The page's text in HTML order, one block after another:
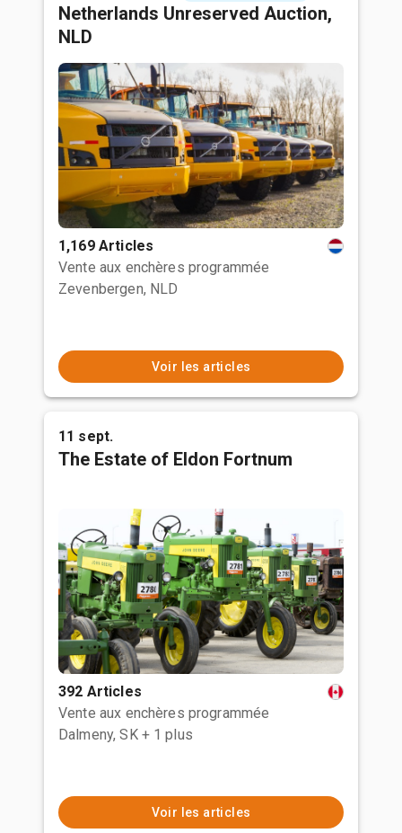
Netherlands Unreserved Auction,
NLD
1,169 Articles
Vente aux enchères programmée
Zevenbergen, NLD
Voir les articles
11 sept.
The Estate of Eldon Fortnum
392 Articles
Vente aux enchères programmée
Dalmeny, SK + 1 plus
Voir les articles